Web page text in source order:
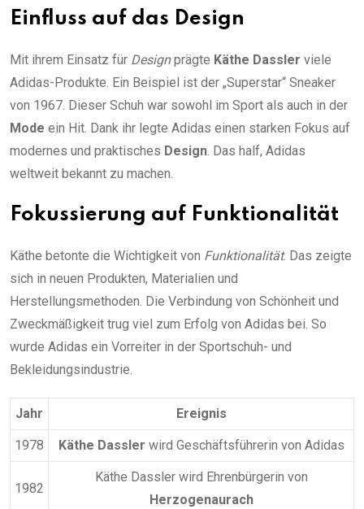
Einfluss auf das Design
Mit ihrem Einsatz für Designprägte Käthe Dassler viele
Adidas-Produkte. Ein Beispiel ist der „Superstar“ Sneaker
von 1967. Dieser Schuh war sowohl im Sport als auch in der
Mode ein Hit. Dank ihr legte Adidas einen starken Fokus auf
modernes und praktisches Design. Das half, Adidas
weltweit bekannt zu machen.
Fokussierung auf Funktionalität
Käthe betonte die Wichtigkeit von Funktionalität. Das zeigte
sich in neuen Produkten, Materialien und
Herstellungsmethoden. Die Verbindung von Schönheit und
Zweckmäßigkeit trug viel zum Erfolg von Adidas bei. So
wurde Adidas ein Vorreiter in der Sportschuh- und
Bekleidungsindustrie.
Jahr Ereignis
1978 Käthe Dassler wird Geschäftsführerin von Adidas
1982
Käthe Dassler wird Ehrenbürgerin von
Herzogenaurach